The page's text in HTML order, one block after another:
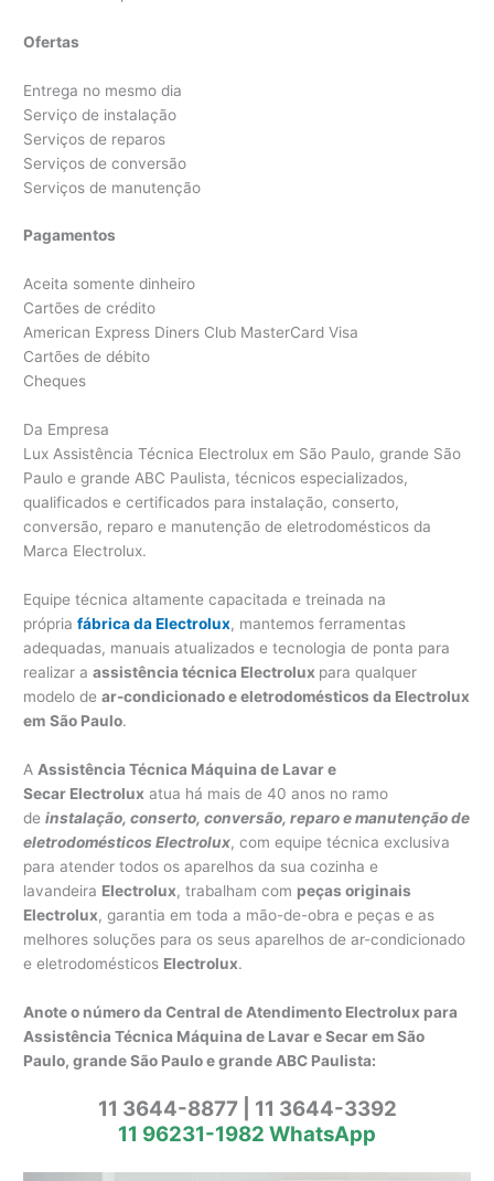
Ofertas
Entrega no mesmo dia
Serviço de instalação
Serviços de reparos
Serviços de conversão
Serviços de manutenção
Pagamentos
Aceita somente dinheiro
Cartões de crédito
American Express Diners Club MasterCard Visa
Cartões de débito
Cheques
Da Empresa
Lux Assistência Técnica Electrolux em São Paulo, grande São
Paulo e grande ABC Paulista, técnicos especializados,
qualificados e certificados para instalação, conserto,
conversão, reparo e manutenção de eletrodomésticos da
Marca Electrolux.
Equipe técnica altamente capacitada e treinada na
própriafábrica da Electrolux, mantemos ferramentas
adequadas, manuais atualizados e tecnologia de ponta para
realizar aassistência técnica Electrolux para qualquer
modelo dear-condicionado e eletrodomésticos da Electrolux
em São Paulo.
A Assistência Técnica Máquina de Lavar e
Secar Electrolux atua há mais de 40 anos no ramo
deinstalação, conserto, conversão, reparo e manutenção de
eletrodomésticos Electrolux, com equipe técnica exclusiva
para atender todos os aparelhos da sua cozinha e
lavandeira Electrolux, trabalham com peças originais
Electrolux, garantia em toda a mão-de-obra e peças e as
melhores soluções para os seus aparelhos de ar-condicionado
e eletrodomésticos Electrolux.
Anote o número da Central de Atendimento Electrolux para
Assistência Técnica Máquina de Lavar e Secar em São
Paulo, grande São Paulo e grande ABC Paulista:
11 3644-8877 | 11 3644-3392
11 96231-1982 WhatsApp